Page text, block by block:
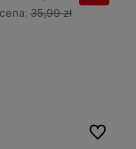
35,99 zł
Do